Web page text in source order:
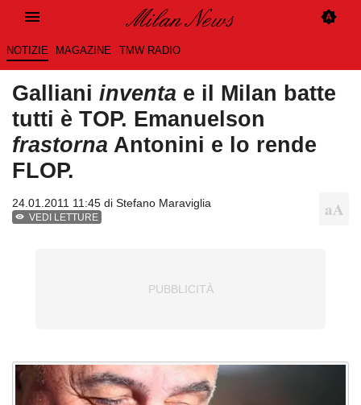
NOTIZIE MAGAZINE TMW RADIO
Galliani inventa e il Milan batte
tutti è TOP. Emanuelson
frastorna Antonini e lo rende
FLOP.
24.01.2011 11:45 di Stefano Maraviglia
VEDI LETTURE